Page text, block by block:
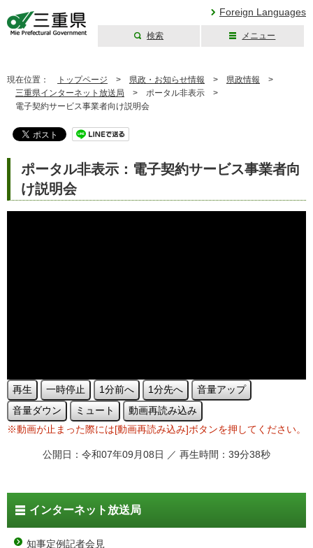
Foreign Languages
検索 メニュー
現在位置： トップページ > 県政・お知らせ情報 > 県政情報 >
三重県インターネット放送局 > ポータル非表示 >
電子契約サービス事業者向け説明会
ポータル非表示：電子契約サービス事業者向
け説明会
再生 一時停止 1分前へ 1分先へ
音量アップ
音量ダウン
ミュート
動画再読み込み
※動画が止まった際には[動画再読み込み]ボタンを押してください。
公開日：令和07年09月08日 ／ 再生時間：39分38秒
インターネット放送局
知事定例記者会見